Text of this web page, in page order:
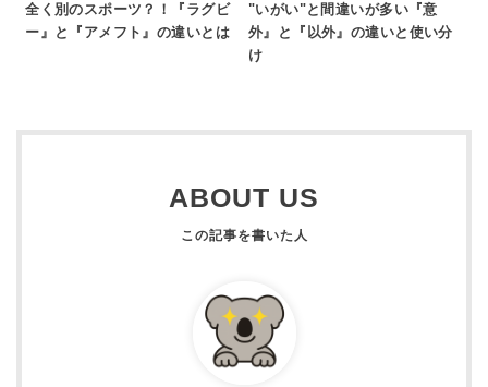
全く別のスポーツ？！『ラグビ
ー』と『アメフト』の違いとは
"いがい"と間違いが多い『意
外』と『以外』の違いと使い分
け
ABOUT US